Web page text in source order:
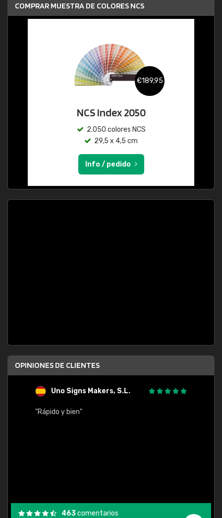
COMPRAR MUESTRA DE COLORES NCS
€189,95
NCS Index 2050
2.050 colores NCS
29,5 x 4,5 cm
Info / pedido
OPINIONES DE CLIENTES
Uno Signs Makers, S.L.
"Rápido y bien"
463comentarios